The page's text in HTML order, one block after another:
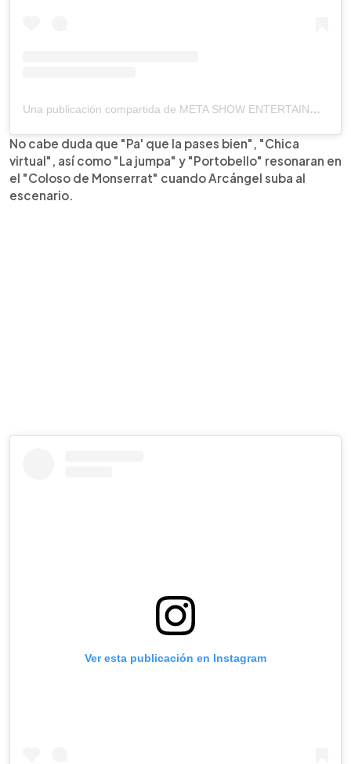
Una publicación compartida de META SHOW ENTERTAINMENT (@metashow_elsalvador)
No cabe duda que "Pa' que la pases bien", "Chica
virtual", así como "La jumpa" y "Portobello" resonaran en
el "Coloso de Monserrat" cuando Arcángel suba al
escenario.
Ver esta publicación en Instagram